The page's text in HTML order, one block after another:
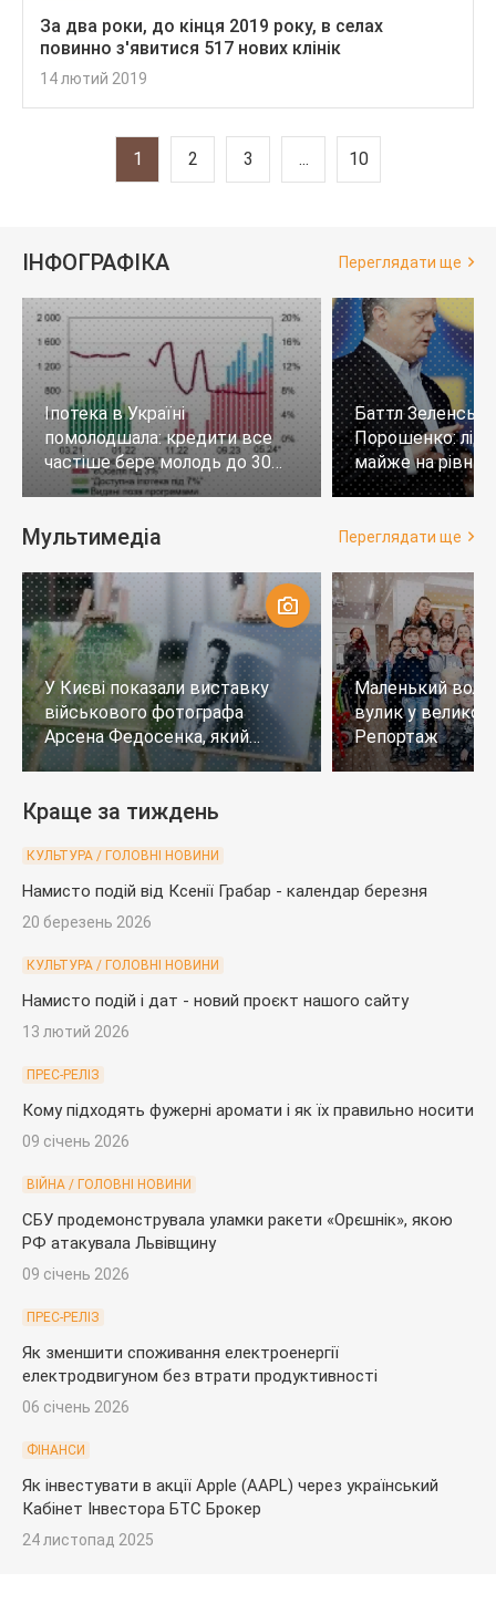
За два роки, до кінця 2019 року, в селах
повинно з'явитися 517 нових клінік
14 лютий 2019
1 2 3 ... 10
ІНФОГРАФІКА Переглядати ще
Іпотека в Україні
помолодшала: кредити все
частіше бере молодь до 30
років
Баттл
Порошенко:
майже на
тих, хто не
Мультимедіа Переглядати ще
У Києві показали виставку
військового фотографа
Арсена Федосенка, який
загинув на війні
Маленький
вулик у
Репортаж
Краще за тиждень
КУЛЬТУРА / ГОЛОВНІ НОВИНИ
Намисто подій від Ксенії Грабар - календар березня
20 березень 2026
КУЛЬТУРА / ГОЛОВНІ НОВИНИ
Намисто подій і дат - новий проєкт нашого сайту
13 лютий 2026
ПРЕС-РЕЛІЗ
Кому підходять фужерні аромати і як їх правильно носити
09 січень 2026
ВІЙНА / ГОЛОВНІ НОВИНИ
СБУ продемонструвала уламки ракети «Орєшнік», якою
РФ атакувала Львівщину
09 січень 2026
ПРЕС-РЕЛІЗ
Як зменшити споживання електроенергії
електродвигуном без втрати продуктивності
06 січень 2026
ФІНАНСИ
Як інвестувати в акції Apple (AAPL) через український
Кабінет Інвестора БТС Брокер
24 листопад 2025